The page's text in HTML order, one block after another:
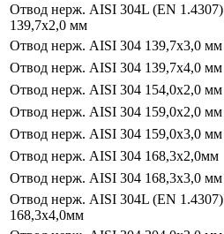
Отвод нерж. AISI 304L (EN 1.4307)
139,7х2,0 мм
Отвод нерж. AISI 304 139,7х3,0 мм
Отвод нерж. AISI 304 139,7х4,0 мм
Отвод нерж. AISI 304 154,0х2,0 мм
Отвод нерж. AISI 304 159,0х2,0 мм
Отвод нерж. AISI 304 159,0х3,0 мм
Отвод нерж. AISI 304 168,3х2,0мм
Отвод нерж. AISI 304 168,3х3,0 мм
Отвод нерж. AISI 304L (EN 1.4307)
168,3х4,0мм